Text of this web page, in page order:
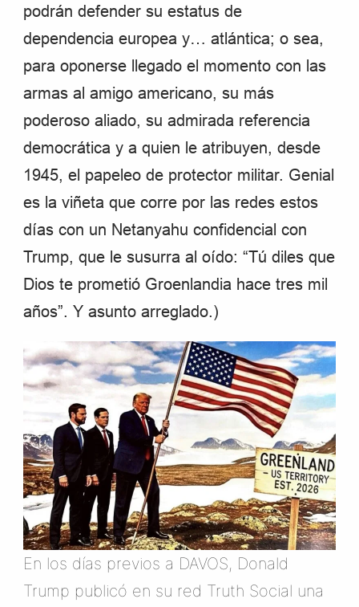
podrán defender su estatus de
dependencia europea y… atlántica; o sea,
para oponerse llegado el momento con las
armas al amigo americano, su más
poderoso aliado, su admirada referencia
democrática y a quien le atribuyen, desde
1945, el papeleo de protector militar. Genial
es la viñeta que corre por las redes estos
días con un Netanyahu confidencial con
Trump, que le susurra al oído: “Tú diles que
Dios te prometió Groenlandia hace tres mil
años”. Y asunto arreglado.)
En los días previos a DAVOS, Donald
Trump publicó en su red Truth Social una